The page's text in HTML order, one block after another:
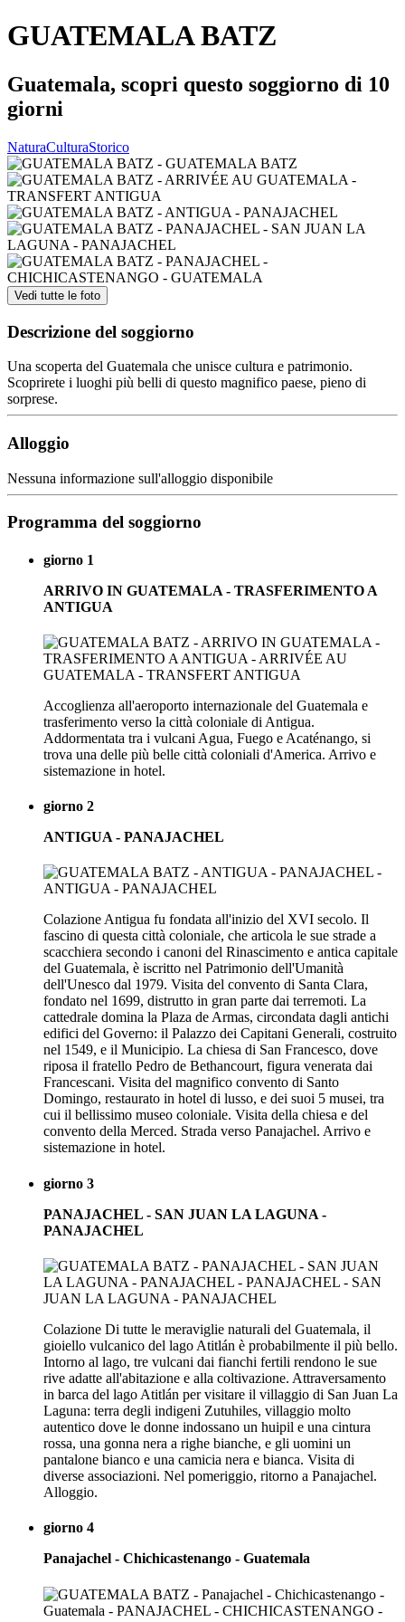
GUATEMALA BATZ
Guatemala, scopri questo soggiorno di 10
giorni
NaturaCulturaStorico
Vedi tutte le foto
Descrizione del soggiorno
Una scoperta del Guatemala che unisce cultura e patrimonio.
Scoprirete i luoghi più belli di questo magnifico paese, pieno di
sorprese.
Alloggio
Nessuna informazione sull'alloggio disponibile
Programma del soggiorno
giorno 1
ARRIVO IN GUATEMALA - TRASFERIMENTO A
ANTIGUA
Accoglienza all'aeroporto internazionale del Guatemala e
trasferimento verso la città coloniale di Antigua.
Addormentata tra i vulcani Agua, Fuego e Acaténango, si
trova una delle più belle città coloniali d'America. Arrivo e
sistemazione in hotel.
giorno 2
ANTIGUA - PANAJACHEL
Colazione Antigua fu fondata all'inizio del XVI secolo. Il
fascino di questa città coloniale, che articola le sue strade a
scacchiera secondo i canoni del Rinascimento e antica capitale
del Guatemala, è iscritto nel Patrimonio dell'Umanità
dell'Unesco dal 1979. Visita del convento di Santa Clara,
fondato nel 1699, distrutto in gran parte dai terremoti. La
cattedrale domina la Plaza de Armas, circondata dagli antichi
edifici del Governo: il Palazzo dei Capitani Generali, costruito
nel 1549, e il Municipio. La chiesa di San Francesco, dove
riposa il fratello Pedro de Bethancourt, figura venerata dai
Francescani. Visita del magnifico convento di Santo
Domingo, restaurato in hotel di lusso, e dei suoi 5 musei, tra
cui il bellissimo museo coloniale. Visita della chiesa e del
convento della Merced. Strada verso Panajachel. Arrivo e
sistemazione in hotel.
giorno 3
PANAJACHEL - SAN JUAN LA LAGUNA -
PANAJACHEL
Colazione Di tutte le meraviglie naturali del Guatemala, il
gioiello vulcanico del lago Atitlán è probabilmente il più bello.
Intorno al lago, tre vulcani dai fianchi fertili rendono le sue
rive adatte all'abitazione e alla coltivazione. Attraversamento
in barca del lago Atitlán per visitare il villaggio di San Juan La
Laguna: terra degli indigeni Zutuhiles, villaggio molto
autentico dove le donne indossano un huipil e una cintura
rossa, una gonna nera a righe bianche, e gli uomini un
pantalone bianco e una camicia nera e bianca. Visita di
diverse associazioni. Nel pomeriggio, ritorno a Panajachel.
Alloggio.
giorno 4
Panajachel - Chichicastenango - Guatemala